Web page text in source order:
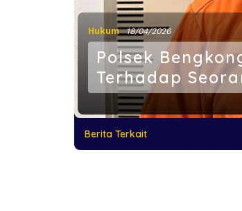
Hukum 18/04/2026
Polsek
Terhadap
Berita Terkait